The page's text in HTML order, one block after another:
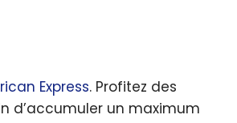
Express. Profitez des
d’accumuler un maximum